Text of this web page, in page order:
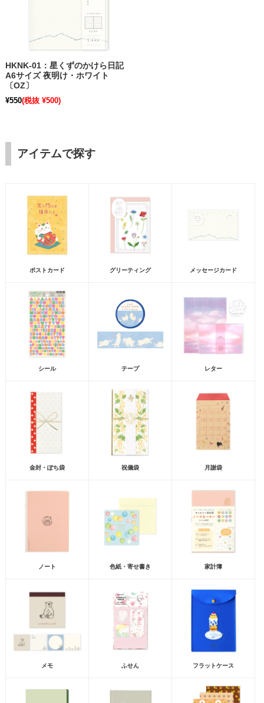
HKNK-01：星くずのかけら日記
A6サイズ 夜明け・ホワイト
〔OZ〕
¥550(税抜 ¥500)
アイテムで探す
ポストカード グリーティング メッセージカード
シール テープ レター
金封・ぽち袋 祝儀袋 月謝袋
ノート 色紙・寄せ書き 家計簿
メモ ふせん フラットケース